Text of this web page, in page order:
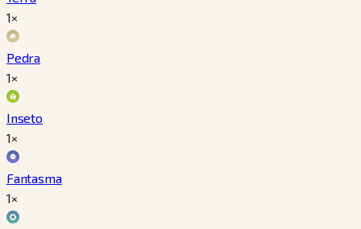
1×
Pedra
1×
Inseto
1×
Fantasma
1×